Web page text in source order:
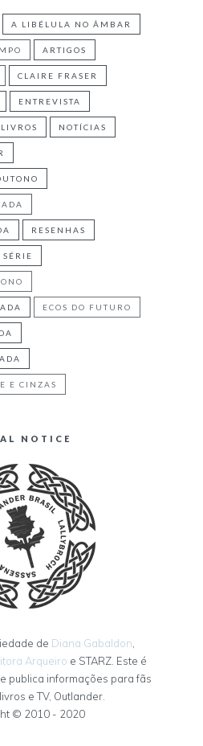
A LIBÉLULA NO ÂMBAR
ARTIGOS
CLAIRE FRASER
ENTREVISTA
LIVROS NOTÍCIAS
RESENHAS
SÉRIE
ECOS DO FUTURO
E CINZAS
NOTICE
de Diana Gabaldon
Arqueiro e STARZ. Este é
publica informações para fãs
e TV, Outlander.
© 2010 - 2020